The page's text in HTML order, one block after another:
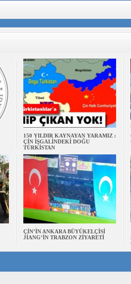
150 YILDIR KAYNAYAN YARAMIZ :
ÇİN İŞGALİNDEKİ DOĞU
TÜRKİSTAN
ÇİN’İN ANKARA BÜYÜKELÇİSİ
JİANG’İN TRABZON ZİYARETİ